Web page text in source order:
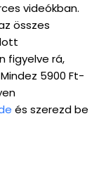
videókban.
összes
figyelve rá,
5900 Ft-
és szerezd be